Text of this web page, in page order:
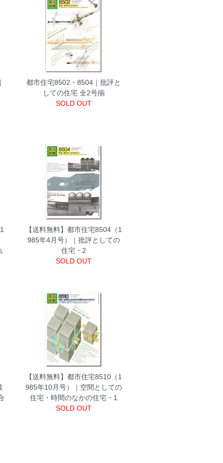
都市住宅8502・8504｜批評と
しての住宅 全2号揃
SOLD OUT
【送料無料】都市住宅8504（1
985年4月号）｜批評としての
住宅・2
SOLD OUT
【送料無料】都市住宅8510（1
985年10月号）｜空間としての
住宅・時間のなかの住宅・1
SOLD OUT